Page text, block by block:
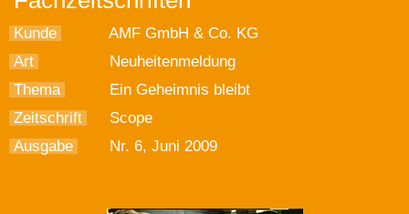
Kunde
AMF GmbH & Co. KG
Art
Neuheitenmeldung
Thema
Ein Geheimnis bleibt
Zeitschrift
Scope
Ausgabe
Nr. 6, Juni 2009